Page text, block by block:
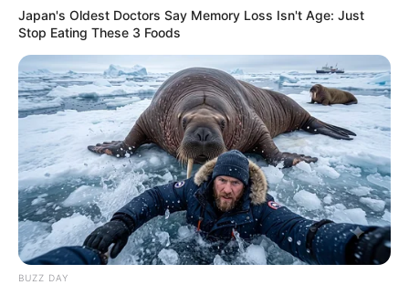
Japan's Oldest Doctors Say Memory Loss Isn't Age: Just
Stop Eating These 3 Foods
BUZZ DAY